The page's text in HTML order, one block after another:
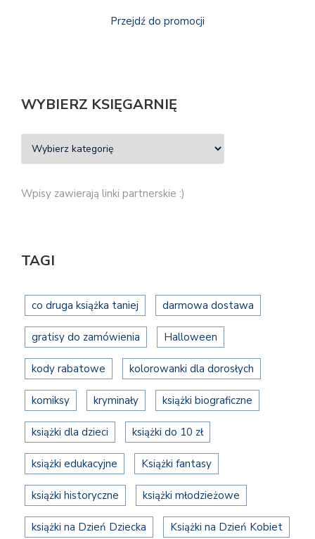
Przejdź do promocji
WYBIERZ KSIĘGARNIĘ
Wpisy zawierają linki partnerskie :)
TAGI
co druga książka taniej darmowa dostawa
gratisy do zamówienia Halloween
kody rabatowe kolorowanki dla dorosłych
komiksy kryminały książki biograficzne
książki dla dzieci książki do 10 zł
książki edukacyjne Książki fantasy
książki historyczne książki młodzieżowe
książki na Dzień Dziecka Książki na Dzień Kobiet